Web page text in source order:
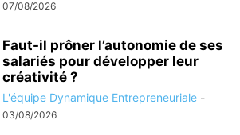
07/08/2026
Faut-il prôner l’autonomie de ses
salariés pour développer leur
créativité ?
L'équipe Dynamique Entrepreneuriale -
03/08/2026